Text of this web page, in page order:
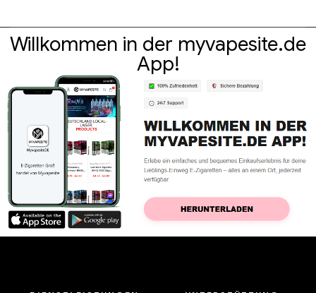
Willkommen in der myvapesite.de
App!